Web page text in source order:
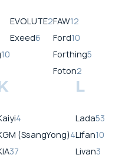
10
EVOLUTE2
Exeed6
FAW12
Ford10
Forthing5
Foton2
4
(SsangYong)4
37
L
Lada53
Lifan10
Livan3